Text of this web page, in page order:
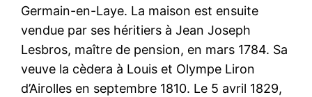
Germain-en-Laye. La maison est ensuite
vendue par ses héritiers à Jean Joseph
Lesbros, maître de pension, en mars 1784. Sa
veuve la cèdera à Louis et Olympe Liron
d’Airolles en septembre 1810. Le 5 avril 1829,